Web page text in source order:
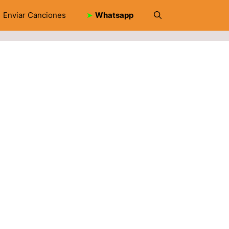
Enviar Canciones ➤ Whatsapp